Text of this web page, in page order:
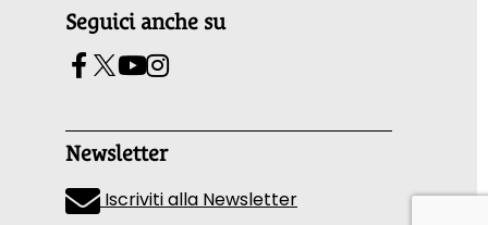
Seguici anche su
Newsletter
Iscriviti alla Newsletter